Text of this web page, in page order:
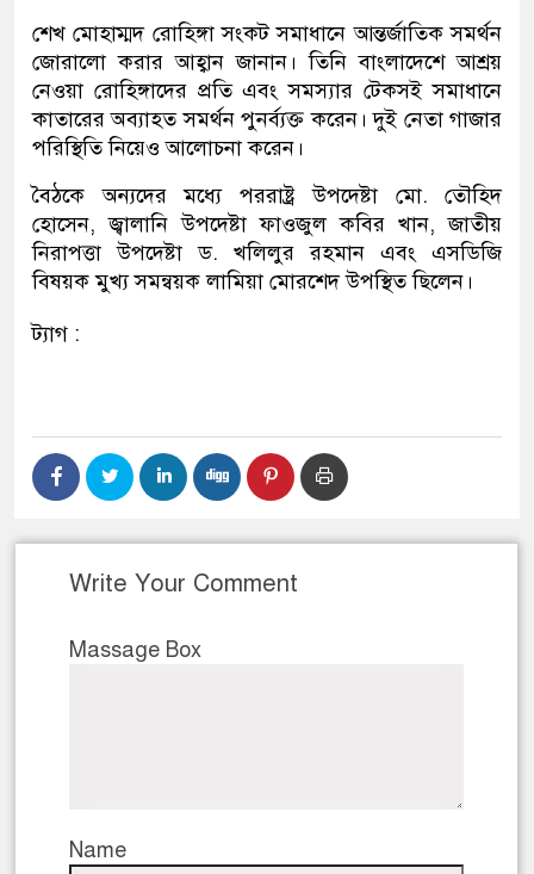
শেখ মোহাম্মদ রোহিঙ্গা সংকট সমাধানে আন্তর্জাতিক সমর্থন
জোরালো করার আহ্বান জানান। তিনি বাংলাদেশে আশ্রয়
নেওয়া রোহিঙ্গাদের প্রতি এবং সমস্যার টেকসই সমাধানে
কাতারের অব্যাহত সমর্থন পুনর্ব্যক্ত করেন। দুই নেতা গাজার
পরিস্থিতি নিয়েও আলোচনা করেন।
বৈঠকে অন্যদের মধ্যে পররাষ্ট্র উপদেষ্টা মো. তৌহিদ
হোসেন, জ্বালানি উপদেষ্টা ফাওজুল কবির খান, জাতীয়
নিরাপত্তা উপদেষ্টা ড. খলিলুর রহমান এবং এসডিজি
বিষয়ক মুখ্য সমন্বয়ক লামিয়া মোরশেদ উপস্থিত ছিলেন।
ট্যাগ :
Write Your Comment
Massage Box
Name